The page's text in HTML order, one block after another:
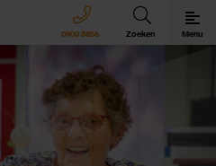
0900 8856 Zoeken Menu